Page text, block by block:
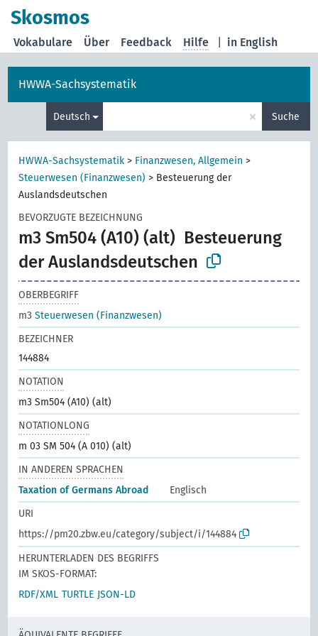
Skosmos
in English
Vokabulare Über Feedback Hilfe
HWWA-Sachsystematik
Deutsch × Suche
HWWA-Sachsystematik > Finanzwesen, Allgemein >
Steuerwesen (Finanzwesen) > Besteuerung der
Auslandsdeutschen
BEVORZUGTE BEZEICHNUNG
m3 Sm504 (A10) (alt) Besteuerung
der Auslandsdeutschen
OBERBEGRIFF
m3Steuerwesen (Finanzwesen)
BEZEICHNER
144884
NOTATION
m3 Sm504 (A10) (alt)
NOTATIONLONG
m 03 SM 504 (A 010) (alt)
IN ANDEREN SPRACHEN
Taxation of Germans Abroad
Englisch
URI
https://pm20.zbw.eu/category/subject/i/144884
HERUNTERLADEN DES BEGRIFFS
IM SKOS-FORMAT:
RDF/XML TURTLE JSON-LD